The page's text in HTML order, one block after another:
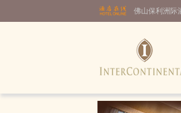
佛山保利洲际